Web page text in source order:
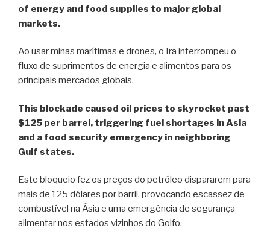
of energy and food supplies to major global
markets.
Ao usar minas marítimas e drones, o Irã interrompeu o
fluxo de suprimentos de energia e alimentos para os
principais mercados globais.
This blockade caused oil prices to skyrocket past
$125 per barrel, triggering fuel shortages in Asia
and a food security emergency in neighboring
Gulf states.
Este bloqueio fez os preços do petróleo dispararem para
mais de 125 dólares por barril, provocando escassez de
combustível na Ásia e uma emergência de segurança
alimentar nos estados vizinhos do Golfo.